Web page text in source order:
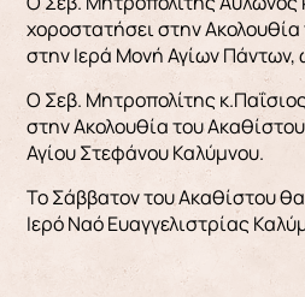
χοροστατήσει στην
στην Ιερά Μονή Αγίων Πάντων,
Ο Σεβ. Μητροπολίτης
στην Ακολουθία του
Αγίου Στεφάνου Καλύμνου.
Το Σάββατον του Ακαθίστου
Ιερό Ναό Ευαγγελιστρίας